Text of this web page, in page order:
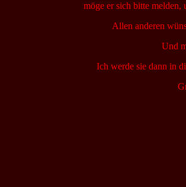
möge er sich bitte melden,
Allen anderen
Und
Ich werde sie dann in